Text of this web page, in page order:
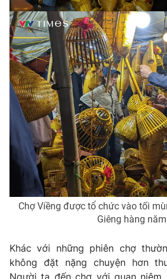
Liên hệ tòa soạn English
THỜI BÁO VTV
Theo dõi báo trên
Cơ quan chủ quản:Đài Truyền hình
Cơ quan báo chí: Thời báo VTV
Giấy phép hoạt động báo in và báo
Phó Tổng Biên tập:
Nguyễn Thị Mỹ
Nguyễn Trọng Ninh
Chợ Viềng được tổ chức vào tối
Giêng hàng
Khác với những phiên chợ
không đặt nặng chuyện hơn
Người ta đến chợ với quan niệm